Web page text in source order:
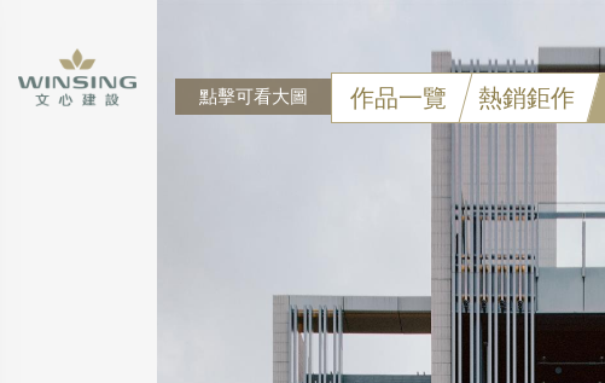
點擊可看大圖 作品一覽 熱銷鉅作